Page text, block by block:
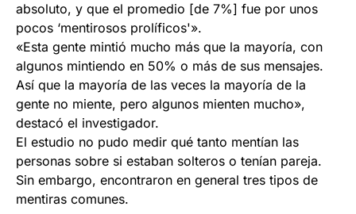
absoluto, y que el promedio [de 7%] fue por unos
pocos ‘mentirosos prolíficos'».
«Esta gente mintió mucho más que la mayoría, con
algunos mintiendo en 50% o más de sus mensajes.
Así que la mayoría de las veces la mayoría de la
gente no miente, pero algunos mienten mucho»,
destacó el investigador.
El estudio no pudo medir qué tanto mentían las
personas sobre si estaban solteros o tenían pareja.
Sin embargo, encontraron en general tres tipos de
mentiras comunes.